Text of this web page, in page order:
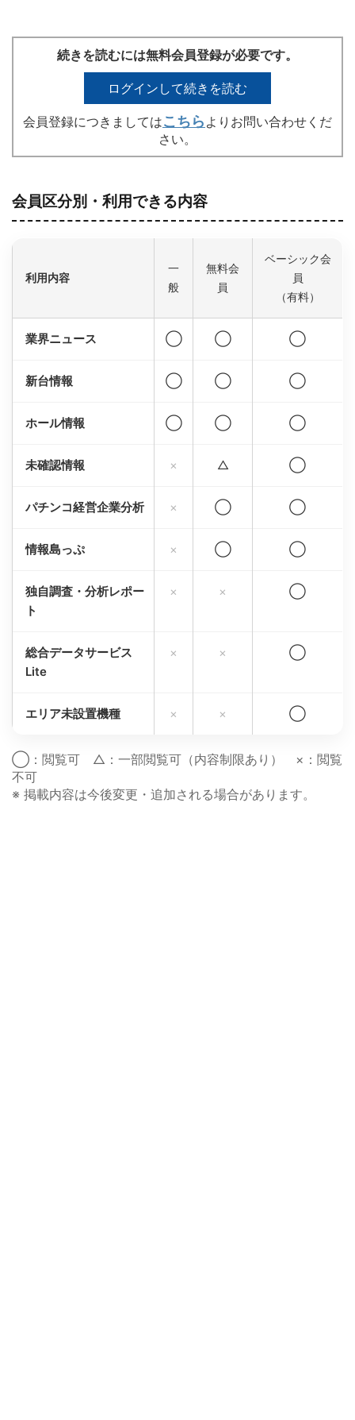
続きを読むには無料会員登録が必要です。
ログインして続きを読む
会員登録につきましてはこちら よりお問い合わせくだ
さい。
会員区分別・利用できる内容
利用内容
一
般
無料会
員
ベーシック会
員
（有料）
業界ニュース ◯ ◯ ◯
新台情報 ◯ ◯ ◯
ホール情報 ◯ ◯ ◯
未確認情報 × △ ◯
パチンコ経営企業分析 × ◯ ◯
情報島っぷ × ◯ ◯
独自調査・分析レポー
ト
× × ◯
総合データサービス
Lite
× × ◯
エリア未設置機種 × × ◯
◯：閲覧可 △：一部閲覧可（内容制限あり） ×：閲覧
不可
※ 掲載内容は今後変更・追加される場合があります。